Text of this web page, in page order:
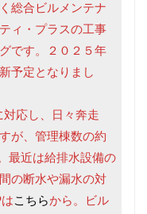
総合ビルメンテナ
ィ・プラスの工事
です。２０２５年
予定となりまし
応し、日々奔走
が、管理棟数の約
最近は給排水設備の
の断水や漏水の対
こちらから。ビル